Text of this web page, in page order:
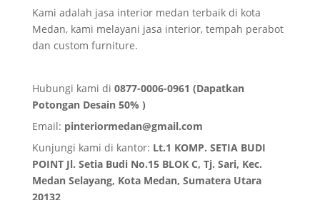
Kami adalah jasa interior medan terbaik di kota
Medan, kami melayani jasa interior, tempah perabot
dan custom furniture.
Hubungi kami di 0877-0006-0961 (Dapatkan
Potongan Desain 50% )
Email: pinteriormedan@gmail.com
Kunjungi kami di kantor: Lt.1 KOMP. SETIA BUDI
POINT Jl. Setia Budi No.15 BLOK C, Tj. Sari, Kec.
Medan Selayang, Kota Medan, Sumatera Utara
20132